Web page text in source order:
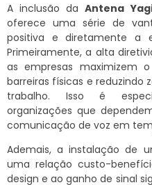
A inclusão daAntena
oferece uma série de
positiva e diretamente a
Primeiramente, a alta
as empresas maximizem
barreiras físicas e reduzindo
trabalho. Isso é
organizações que
comunicação de voz em
Ademais, a instalação de
uma relação custo-
design e ao ganho de sinal